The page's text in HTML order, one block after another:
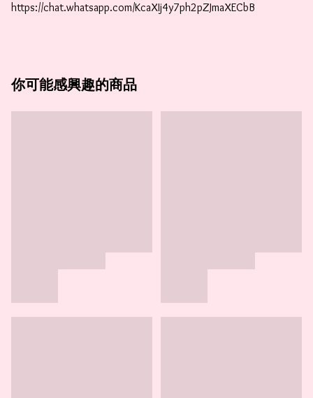
https://chat.whatsapp.com/KcaXIj4y7ph2pZJmaXECbB
你可能感興趣的商品